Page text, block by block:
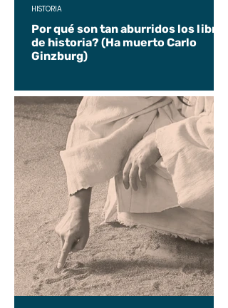
Por qué son tan aburridos los libros
de historia? (Ha muerto Carlo
Ginzburg)
HISTORIA